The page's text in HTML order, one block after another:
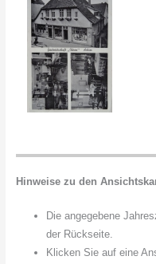
Hinweise zu den
Die angegebene
der Rückseite.
Klicken Sie auf eine